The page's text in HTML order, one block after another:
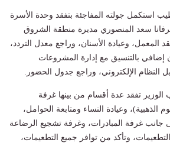
استكمل جولته المفاجئة بتفقد وحدة الأسرة
نرفانا سعد المنصوري مديرة منطقة الشروق
المعمل، وعيادة الأسنان، وراجع معدل التردد،
بالتنسيق مع إدارة المشروعات
النظام الإلكتروني، وراجع جدول الحضور.
الوزير تفقد عدة أقسام من بينها غرفة
الذهبية)، وعيادة النساء ومتابعة الحوامل،
جانب غرفة المبادرات، وغرفة تشجيع الرضاعة
التطعيمات، وتأكد من توافر جميع التطعيمات،